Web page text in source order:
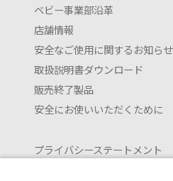
ベビー事業部沿革
店舗情報
安全なご使用に関するお知らせ
取扱説明書ダウンロード
販売終了製品
安全にお使いいただくために
プライバシーステートメント